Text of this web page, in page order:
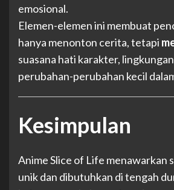
emosional.
Elemen-elemen ini membuat
hanya menonton cerita, tetapi
suasana hati karakter,
perubahan-perubahan kecil
Kesimpulan
Anime Slice of Life menawarkan
unik dan dibutuhkan di tengah